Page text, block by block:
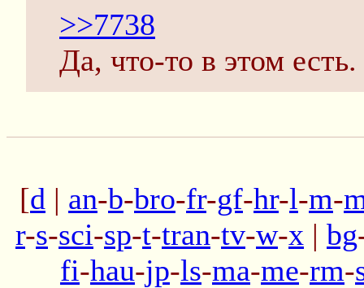
>>7738
Да, что-то в этом есть.
[d | an-b-bro-fr-gf-hr-l-m-
r-s-sci-sp-t-tran-tv-w-x | bg
fi-hau-jp-ls-ma-me-rm-